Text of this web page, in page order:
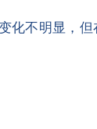
不明显，